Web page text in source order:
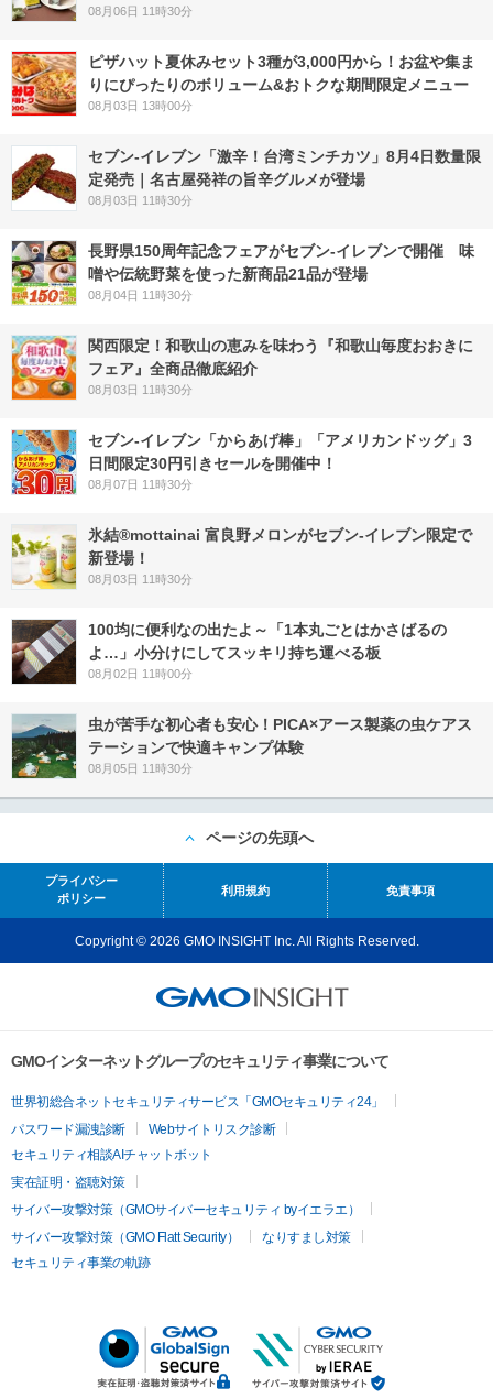
08月06日 11時30分
ピザハット夏休みセット3種が3,000円から！お盆や集ま
りにぴったりのボリューム&おトクな期間限定メニュー
08月03日 13時00分
セブン-イレブン「激辛！台湾ミンチカツ」8月4日数量限
定発売｜名古屋発祥の旨辛グルメが登場
08月03日 11時30分
長野県150周年記念フェアがセブン-イレブンで開催 味
噌や伝統野菜を使った新商品21品が登場
08月04日 11時30分
関西限定！和歌山の恵みを味わう『和歌山毎度おおきに
フェア』全商品徹底紹介
08月03日 11時30分
セブン‐イレブン「からあげ棒」「アメリカンドッグ」3
日間限定30円引きセールを開催中！
08月07日 11時30分
氷結®mottainai 富良野メロンがセブン‐イレブン限定で
新登場！
08月03日 11時30分
100均に便利なの出たよ～「1本丸ごとはかさばるの
よ…」小分けにしてスッキリ持ち運べる板
08月02日 11時00分
虫が苦手な初心者も安心！PICA×アース製薬の虫ケアス
テーションで快適キャンプ体験
08月05日 11時30分
ページの先頭へ
プライバシー
ポリシー
利用規約 免責事項
Copyright © 2026 GMO INSIGHT Inc. All Rights Reserved.
GMOインターネットグループのセキュリティ事業について
世界初総合ネットセキュリティサービス「GMOセキュリティ24」
パスワード漏洩診断
Webサイトリスク診断
セキュリティ相談AIチャットボット
実在証明・盗聴対策
サイバー攻撃対策（GMOサイバーセキュリティ byイエラエ）
サイバー攻撃対策（GMO Flatt Security）
なりすまし対策
セキュリティ事業の軌跡